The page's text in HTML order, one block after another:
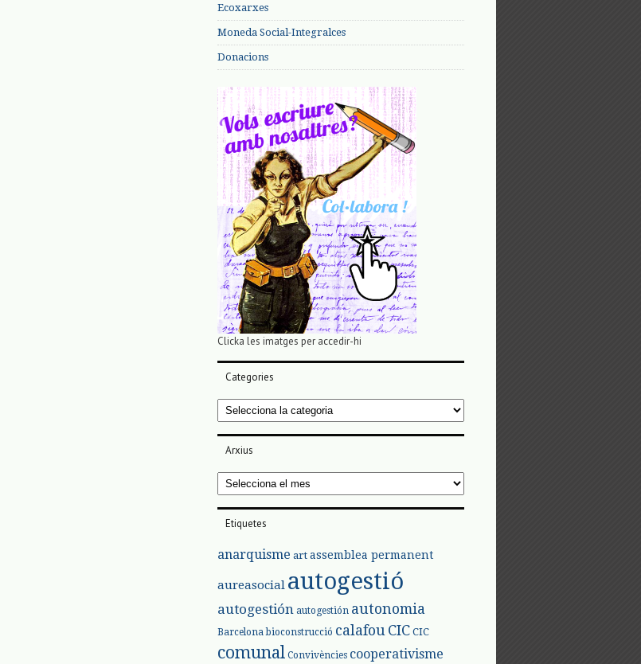
Ecoxarxes
Moneda Social-Integralces
Donacions
Clicka les imatges per accedir-hi
Categories
Categories
Arxius
Arxius
Etiquetes
anarquisme art assemblea permanent
aureasocial autogestió
autogestión autogestión autonomia
Barcelona bioconstrucció calafou CIC CIC
comunal Convivències cooperativisme